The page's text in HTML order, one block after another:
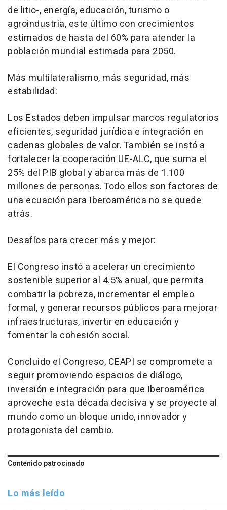
de litio-, energía, educación, turismo o
agroindustria, este último con crecimientos
estimados de hasta del 60% para atender la
población mundial estimada para 2050.
Más multilateralismo, más seguridad, más
estabilidad:
Los Estados deben impulsar marcos regulatorios
eficientes, seguridad jurídica e integración en
cadenas globales de valor. También se instó a
fortalecer la cooperación UE-ALC, que suma el
25% del PIB global y abarca más de 1.100
millones de personas. Todo ellos son factores de
una ecuación para Iberoamérica no se quede
atrás.
Desafíos para crecer más y mejor:
El Congreso instó a acelerar un crecimiento
sostenible superior al 4.5% anual, que permita
combatir la pobreza, incrementar el empleo
formal, y generar recursos públicos para mejorar
infraestructuras, invertir en educación y
fomentar la cohesión social.
Concluido el Congreso, CEAPI se compromete a
seguir promoviendo espacios de diálogo,
inversión e integración para que Iberoamérica
aproveche esta década decisiva y se proyecte al
mundo como un bloque unido, innovador y
protagonista del cambio.
Contenido patrocinado
Lo más leído